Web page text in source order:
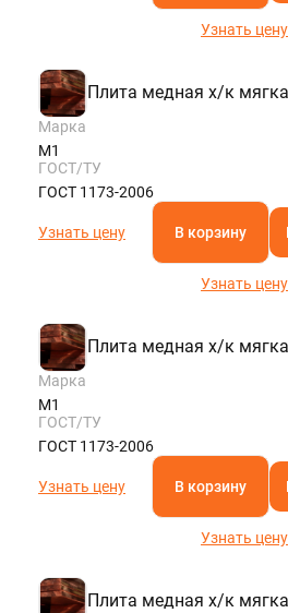
Узнать цену
Плита медная х/к
Марка
М1
ГОСТ/ТУ
ГОСТ 1173-2006
Узнать цену В корзину
Узнать цену
Плита медная х/к
Марка
М1
ГОСТ/ТУ
ГОСТ 1173-2006
Узнать цену В корзину
Узнать цену
Плита медная х/к